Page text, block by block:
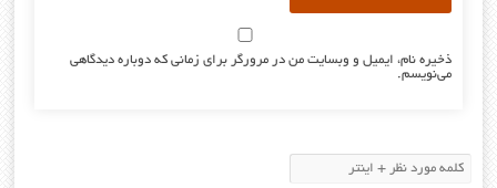
ذخیره نام، ایمیل و وبسایت من در مرورگر برای زمانی که دوباره دیدگاهی
می‌نویسم.